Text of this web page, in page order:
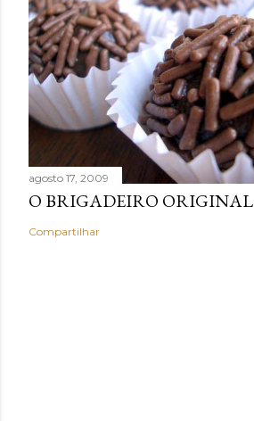
agosto 17, 2009
O BRIGADEIRO ORIGINAL
Compartilhar